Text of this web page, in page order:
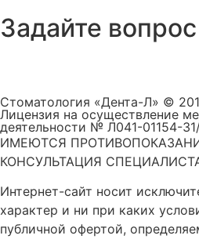
Задайте
Стоматология «Дента-Л» ©
Лицензия на осуществление
деятельности № Л041-01154-
ИМЕЮТСЯ
КОНСУЛЬТАЦИЯ
Интернет-сайт носит
характер и ни при каких
публичной офертой,